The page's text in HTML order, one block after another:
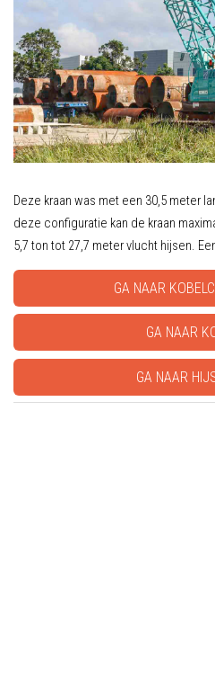
Deze kraan was met een 30,5 meter
deze configuratie kan de kraan
5,7 ton tot 27,7 meter vlucht hijsen.
GA NAAR
GA NAAR
GA NAAR